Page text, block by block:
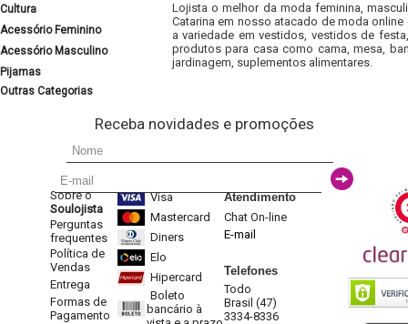
Cultura
Acessório Feminino
Acessório Masculino
Pijamas
Outras Categorias
Lojista o melhor da moda feminina,
Catarina em nosso atacado de moda
a variedade em vestidos, vestidos de
produtos para casa como cama, mesa,
jardinagem, suplementos alimentares.
Receba novidades e promoções
Sobre o
Soulojista
Perguntas
frequentes
Política de
Vendas
Entrega
Formas de
Pagamento
Visa
Mastercard
Diners
Elo
Hipercard
Boleto
bancário à
Atendimento
Chat On-line
E-mail
Telefones
Todo
Brasil (47)
3334-8336